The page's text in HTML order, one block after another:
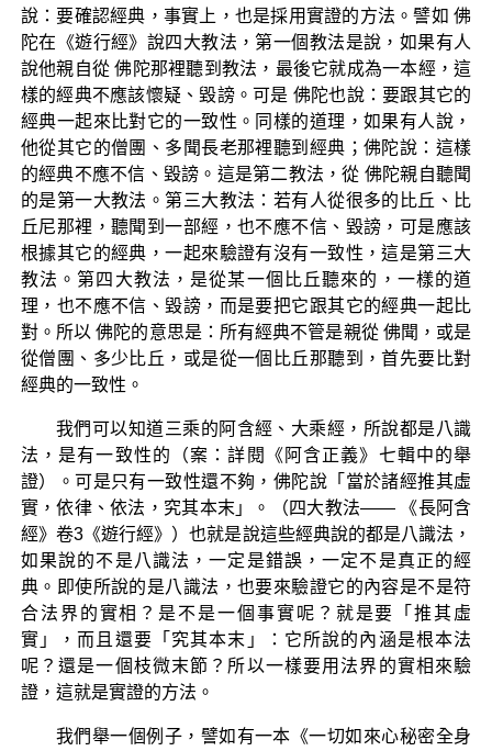
說：要確認經典，事實上，也是採用實證的方法。譬如 佛
陀在《遊行經》說四大教法，第一個教法是說，如果有人
說他親自從 佛陀那裡聽到教法，最後它就成為一本經，這
樣的經典不應該懷疑、毀謗。可是 佛陀也說：要跟其它的
經典一起來比對它的一致性。同樣的道理，如果有人說，
他從其它的僧團、多聞長老那裡聽到經典；佛陀說：這樣
的經典不應不信、毀謗。這是第二教法，從 佛陀親自聽聞
的是第一大教法。第三大教法：若有人從很多的比丘、比
丘尼那裡，聽聞到一部經，也不應不信、毀謗，可是應該
根據其它的經典，一起來驗證有沒有一致性，這是第三大
教法。第四大教法，是從某一個比丘聽來的，一樣的道
理，也不應不信、毀謗，而是要把它跟其它的經典一起比
對。所以 佛陀的意思是：所有經典不管是親從 佛聞，或是
從僧團、多少比丘，或是從一個比丘那聽到，首先要比對
經典的一致性。
我們可以知道三乘的阿含經、大乘經，所說都是八識
法，是有一致性的（案：詳閱《阿含正義》七輯中的舉
證）。可是只有一致性還不夠，佛陀說「當於諸經推其虛
實，依律、依法，究其本末」。（四大教法—— 《長阿含
經》卷3《遊行經》）也就是說這些經典說的都是八識法，
如果說的不是八識法，一定是錯誤，一定不是真正的經
典。即使所說的是八識法，也要來驗證它的內容是不是符
合法界的實相？是不是一個事實呢？就是要「推其虛
實」，而且還要「究其本末」：它所說的內涵是根本法
呢？還是一個枝微末節？所以一樣要用法界的實相來驗
證，這就是實證的方法。
我們舉一個例子，譬如有一本《一切如來心秘密全身